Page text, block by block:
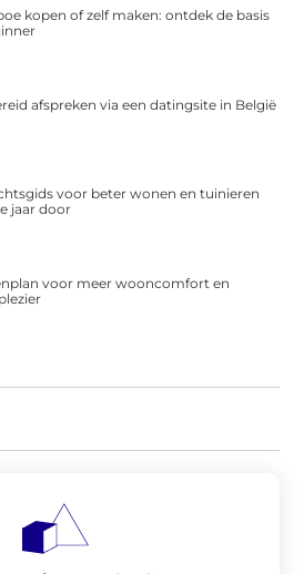
kopen of zelf maken: ontdek de basis
afspreken via een datingsite in België
voor beter wonen en tuinieren
jaar door
voor meer wooncomfort en